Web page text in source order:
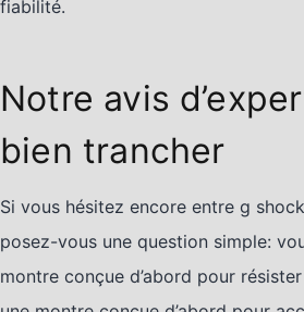
fiabilité.
Notre avis
bien trancher
Si vous hésitez encore entre g
posez-vous une question simple:
montre conçue d’abord pour